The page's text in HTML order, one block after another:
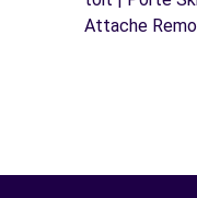
Attache